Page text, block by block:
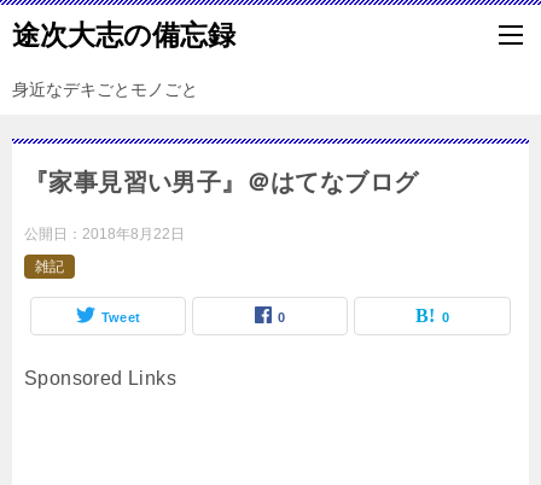
途次大志の備忘録
身近なデキごとモノごと
『家事見習い男子』＠はてなブログ
公開日： 2018年8月22日
雑記
Tweet 0 0
Sponsored Links